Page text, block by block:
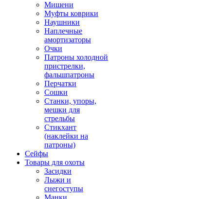
Мишени
Муфты коврики
Наушники
Наплечные
амортизаторы
Очки
Патроны холодной
пристрелки,
фальшпатроны
Перчатки
Сошки
Станки, упоры,
мешки для
стрельбы
Стикхант
(наклейки на
патроны)
Сейфы
Товары для охоты
Засидки
Лыжи и
снегоступы
Манки